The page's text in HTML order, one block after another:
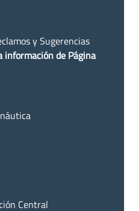
y Sugerencias
información de Página
Central